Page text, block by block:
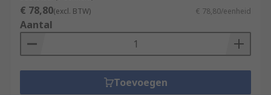
€ 78,80(excl. BTW) € 78,80/eenheid
Aantal
Toevoegen